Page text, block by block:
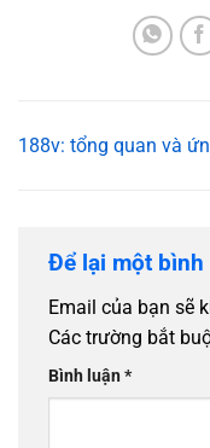
188v: tổng quan và
Để lại một bình
Email của bạn sẽ
Các trường bắt
Bình luận*